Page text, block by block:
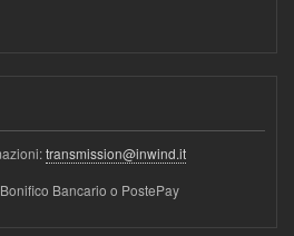
transmission@inwind.it
Bancario o PostePay